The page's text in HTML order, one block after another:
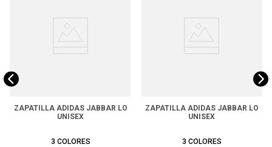
ZAPATILLA ADIDAS JABBAR LO
UNISEX
3 COLORES
ZAPATILLA ADIDAS JABBAR LO
UNISEX
3 COLORES